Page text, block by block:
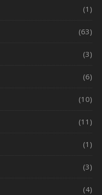
(1)
(63)
(3)
(6)
(10)
(11)
(1)
(3)
(4)